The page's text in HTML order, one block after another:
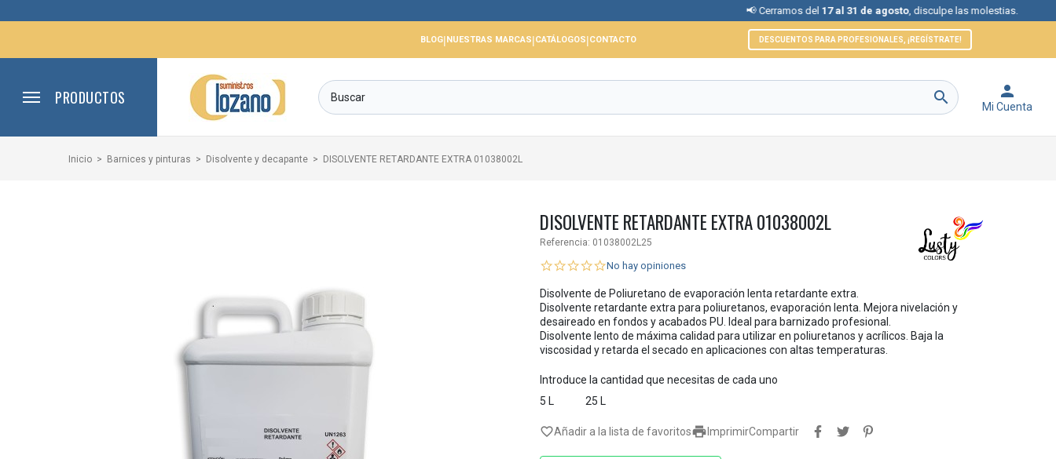
📢 Cerramos del17 al 31 de agosto, disculpe las molestias.
BLOG|NUESTRAS MARCAS|CATÁLOGOS|CONTACTO DESCUENTOS PARA PROFESIONALES, ¡REGÍSTRATE!
PRODUCTOS  
Mi Cuenta
Inicio Barnices y pinturas Disolvente y decapante DISOLVENTE RETARDANTE EXTRA 01038002L
DISOLVENTE RETARDANTE EXTRA 01038002L
Referencia: 01038002L25
No hay opiniones
Disolvente de Poliuretano de evaporación lenta retardante extra.
Disolvente retardante extra para poliuretanos, evaporación lenta. Mejora nivelación y
desaireado en fondos y acabados PU. Ideal para barnizado profesional.
Disolvente lento de máxima calidad para utilizar en poliuretanos y acrílicos. Baja la
viscosidad y retarda el secado en aplicaciones con altas temperaturas.
Introduce la cantidad que necesitas de cada uno
5 L
25 L
 Imprimir
favorite_borderAñadir a la lista de favoritos Compartir